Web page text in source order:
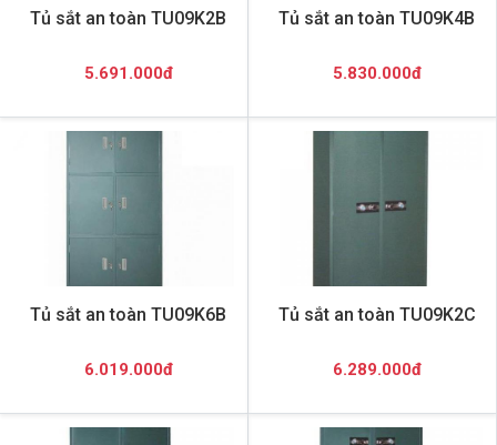
Tủ sắt an toàn TU09K2B
5.691.000đ
Tủ sắt an toàn TU09K4B
5.830.000đ
Tủ sắt an toàn TU09K6B
6.019.000đ
Tủ sắt an toàn TU09K2C
6.289.000đ